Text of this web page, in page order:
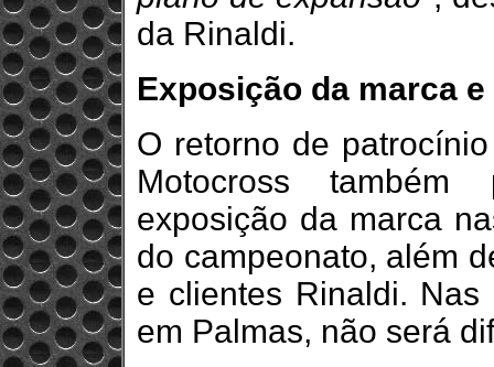
da Rinaldi.
Exposição da marca
O retorno de
Motocross também
exposição da marca
do campeonato, além
e clientes Rinaldi.
em Palmas, não será